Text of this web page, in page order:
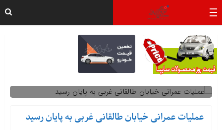
عملیات عمرانی خیابان طالقانی غربی به پایان رسید